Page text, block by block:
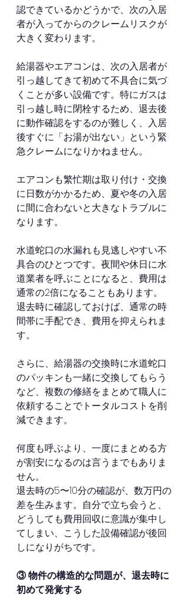
認できているかどうかで、次の入居
者が入ってからのクレームリスクが
大きく変わります。
給湯器やエアコンは、次の入居者が
引っ越してきて初めて不具合に気づ
くことが多い設備です。特にガスは
引っ越し時に閉栓するため、退去後
に動作確認をするのが難しく、入居
後すぐに「お湯が出ない」という緊
急クレームになりかねません。
エアコンも繁忙期は取り付け・交換
に日数がかかるため、夏や冬の入居
に間に合わないと大きなトラブルに
なります。
水道蛇口の水漏れも見逃しやすい不
具合のひとつです。夜間や休日に水
道業者を呼ぶことになると、費用は
通常の2倍になることもあります。
退去時に確認しておけば、通常の時
間帯に手配でき、費用を抑えられま
す。
さらに、給湯器の交換時に水道蛇口
のパッキンも一緒に交換してもらう
など、複数の修繕をまとめて職人に
依頼することでトータルコストを削
減できます。
何度も呼ぶより、一度にまとめる方
が割安になるのは言うまでもありま
せん。
退去時の5〜10分の確認が、数万円の
差を生みます。自分で立ち会うと、
どうしても費用回収に意識が集中し
てしまい、こうした設備確認が後回
しになりがちです。
③ 物件の構造的な問題が、退去時に
初めて発覚する